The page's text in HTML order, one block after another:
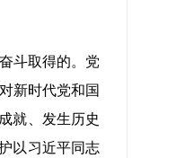
斗取得的。党
新时代党和国
就、发生历史
以习近平同志